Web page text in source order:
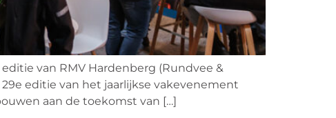
van RMV Hardenberg (Rundvee &
editie van het jaarlijkse vakevenement
aan de toekomst van […]